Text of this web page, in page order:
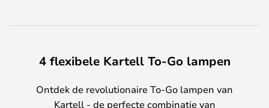
4 flexibele Kartell To-Go lampen
Ontdek de revolutionaire To-Go lampen van
Kartell - de perfecte combinatie van